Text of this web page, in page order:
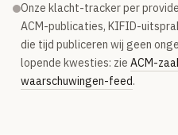
Onze klacht-tracker per
ACM-publicaties, KIFID-
die tijd publiceren wij geen
lopende kwesties: zie ACM-
waarschuwingen-feed.